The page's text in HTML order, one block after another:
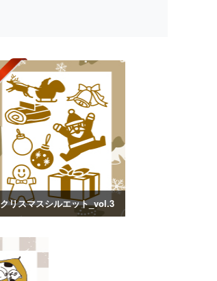
クリスマスシルエット_vol.3